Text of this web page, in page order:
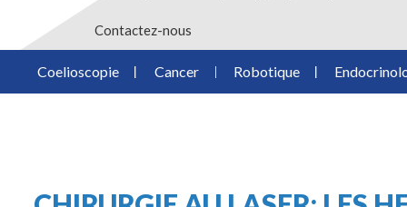
Contactez-nous
Coelioscopie Cancer Robotique